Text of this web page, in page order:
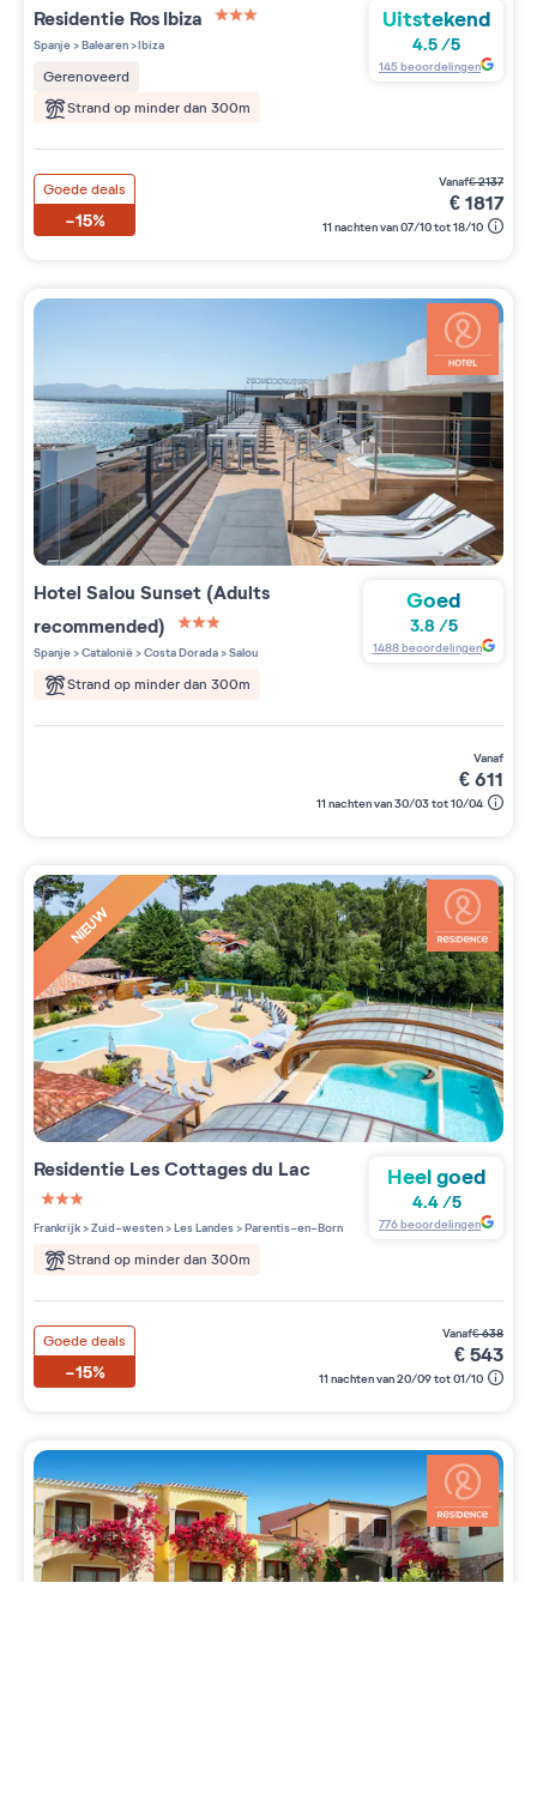
Residentie Ros Ibiza
Spanje>Balearen>Ibiza
Gerenoveerd
Strand op minder dan 300m
Uitstekend
4.5/5
145beoordelingen
Goede deals
-15%
vanaf€2137
€1817
11 nachten van 07/10 tot 18/10
Hotel Salou Sunset (Adults
recommended)
3 étoiles sur 5
Spanje>Catalonië>Costa Dorada>Salou
Strand op minder dan 300m
Goed
3.8 /5
1488beoordelingen
vanaf
€611
11 nachten van 30/03 tot 10/04
NIEUW
Residentie Les Cottages du Lac
3 étoiles sur 5
Frankrijk>Zuid-westen>Les Landes>Parentis-en-Born
Strand op minder dan 300m
Heel goed
4.4 /5
776beoordelingen
Goede deals
-15%
vanaf€638
€543
11 nachten van 20/09 tot 01/10